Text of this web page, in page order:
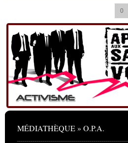
0
MÉDIATHÈQUE » O.P.A.